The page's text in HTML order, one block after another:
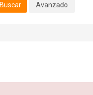
Buscar Avanzado